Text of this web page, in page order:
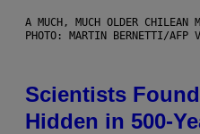
A MUCH, MUCH OLDER CHILEAN
PHOTO: MARTIN BERNETTI/AFP
Scientists
Hidden in 500-